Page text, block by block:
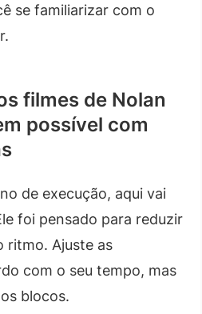
se familiarizar com o
filmes de Nolan
possível com
de execução, aqui vai
foi pensado para reduzir
ritmo. Ajuste as
com o seu tempo, mas
blocos.